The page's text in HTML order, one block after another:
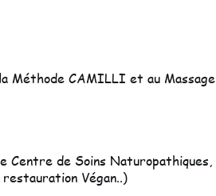
CAMILLI et au Massage
de Soins Naturopathiques,
Végan..)